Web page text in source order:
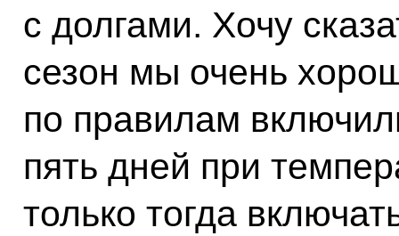
с долгами. Хочу
сезон мы очень
по правилам
пять дней при
только тогда